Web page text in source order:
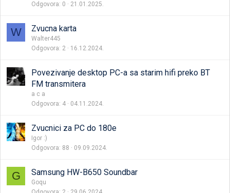
Odgovora 0 21.01.2025.
W Zvucna karta
Walter445
Odgovora 2 16.12.2024.
Povezivanje desktop PC-a sa starim hifi preko BT
FM transmitera
a c a
Odgovora 4 04.11.2024.
Zvucnici za PC do 180e
Igor :)
Odgovora 88 09.09.2024.
G Samsung HW-B650 Soundbar
Goqu